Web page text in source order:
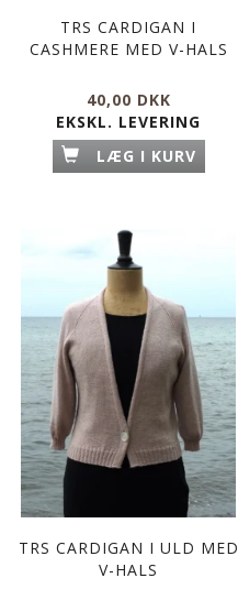
TRS CARDIGAN I
CASHMERE MED V-HALS
40,00 DKK
EKSKL. LEVERING
LÆG I KURV
TRS CARDIGAN I ULD MED
V-HALS